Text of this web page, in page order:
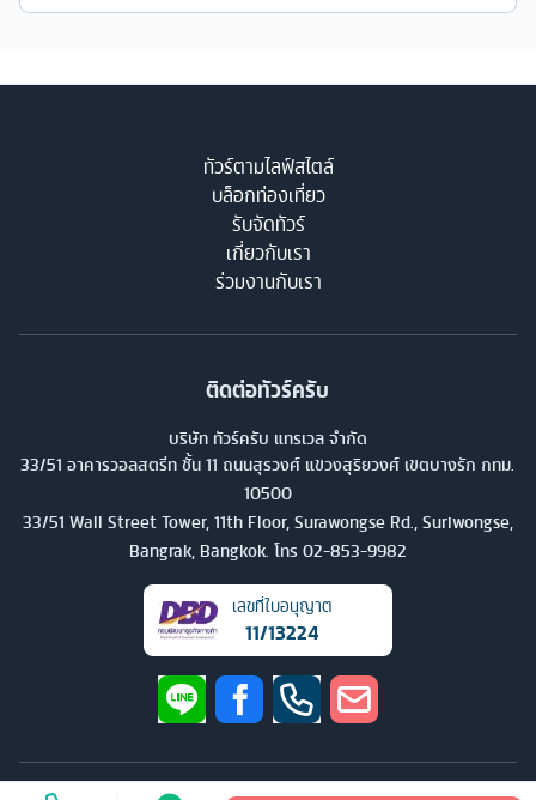
ทัวร์ตามไลฟ์สไตล์
บล็อกท่องเที่ยว
รับจัดทัวร์
เกี่ยวกับเรา
ร่วมงานกับเรา
ติดต่อทัวร์ครับ
บริษัท ทัวร์ครับ แทรเวล จำกัด
33/51 อาคารวอลสตรีท ชั้น 11 ถนนสุรวงศ์ แขวงสุริยวงศ์ เขตบางรัก กทม.
10500
33/51 Wall Street Tower, 11th Floor, Surawongse Rd., Suriwongse,
Bangrak, Bangkok. โทร 02-853-9982
เลขที่ใบอนุญาต
11/13224
บริษัท ทัวร์ครับ แทรเวล จำกัด สงวนลิขสิทธิ์